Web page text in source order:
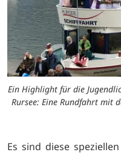
Ein Highlight für die
Rursee: Eine Rundfahrt mit
Es sind diese